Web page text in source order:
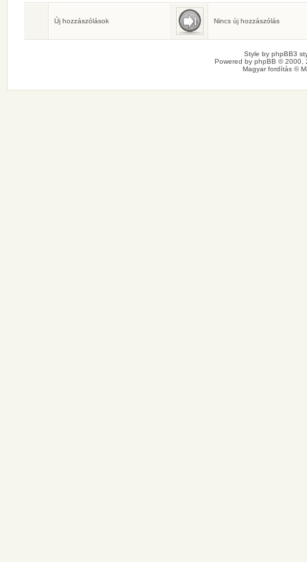
Születésnaposok
Ma senkinek sincs születésnapja.
Új hozzászólások Nincs új hozzászólás
Style by phpBB3
Powered by phpBB © 2000,
Magyar fordítás ©